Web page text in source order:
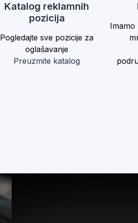
Katalog reklamnih
pozicija
Pogledajte sve pozicije za
oglašavanje
Preuzmite katalog